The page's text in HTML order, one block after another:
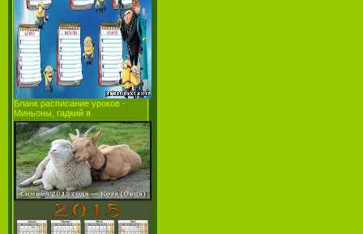
Бланк расписание уроков -
Миньоны, гадкий я